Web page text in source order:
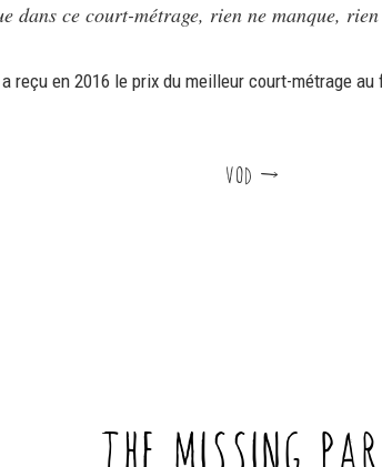
dans ce court-métrage, rien ne manque,
reçu en 2016 le prix du meilleur court-métrage
VOD d
THE MISSING